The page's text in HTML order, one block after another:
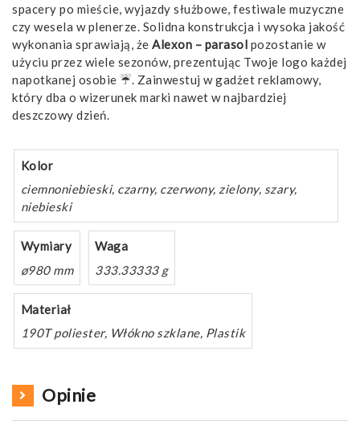
spacery po mieście, wyjazdy służbowe, festiwale muzyczne
czy wesela w plenerze. Solidna konstrukcja i wysoka jakość
wykonania sprawiają, że Alexon – parasol pozostanie w
użyciu przez wiele sezonów, prezentując Twoje logo każdej
napotkanej osobie ☔. Zainwestuj w gadżet reklamowy,
który dba o wizerunek marki nawet w najbardziej
deszczowy dzień.
Kolor
ciemnoniebieski, czarny, czerwony, zielony, szary,
niebieski
Wymiary
ø980 mm
Waga
333.33333 g
Materiał
190T poliester, Włókno szklane, Plastik
Opinie